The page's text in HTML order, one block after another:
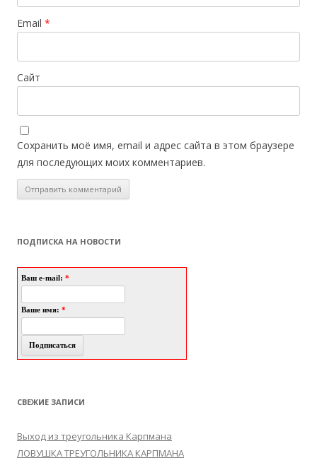
Email *
Сайт
Сохранить моё имя, email и адрес сайта в этом браузере
для последующих моих комментариев.
ПОДПИСКА НА НОВОСТИ
Ваш e-mail: *
Ваше имя: *
СВЕЖИЕ ЗАПИСИ
Выход из треугольника Карпмана
ЛОВУШКА ТРЕУГОЛЬНИКА КАРПМАНА